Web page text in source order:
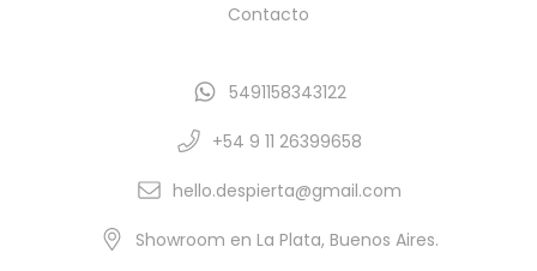
Contacto
5491158343122
+54 9 11 26399658
hello.despierta@gmail.com
Showroom en La Plata, Buenos Aires.